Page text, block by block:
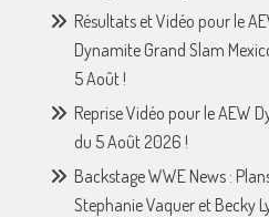
Résultats et Vidéo pour le
Dynamite Grand Slam
5 Août !
Reprise Vidéo pour le AEW
du 5 Août 2026 !
Backstage WWE News :
Stephanie Vaquer et Becky